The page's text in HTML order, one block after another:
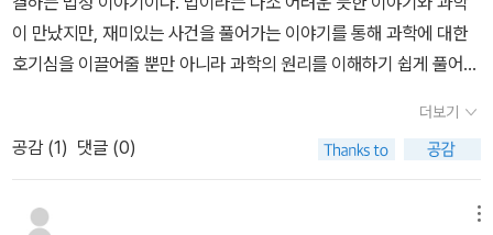
가 뛰어나 여학생들로부터 꽤 인기가 있었다. 그래서 작지만 아름다
은 유브이 해수욕장으로 방학떄 여친이랑 가기로 했는데 무더워서 썬
크림을 바르고 나가라고할때 그가 사서 썬크림을 발랐는데 그만 다음
날 타서 화상을 입었다. 그래서 안화장을 물리법정에 고소했다.물리
가 쉽게 이해되고 원래는 성인용으로 작가가 쓰려고 했던 책이다.
이 만났지만, 재미있는 사건을 풀어가는 이야기를 통해 과학에 대한
호기심을 이끌어줄 뿐만 아니라 과학의 원리를 이해하기 쉽게 풀어내
면에서 마음에 들어 이후 <과학공화국 수학법정> 시리즈를 읽어보게
되었고, 과학분야 중에서도 아이들이 다소 어려워하는 물리에 대한
이해를 높여주기 위해 이번에는 <과학공화국 물리법정> 시리즈를 읽
어보게 되었다. 과학이 우리 생활과 밀접한 관계에 있다고는 하지만,
더보기
공감 (1) 댓글 (0)